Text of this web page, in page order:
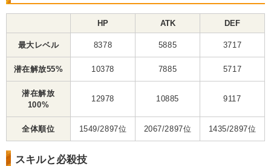
HP ATK DEF
最大レベル 8378 5885 3717
潜在解放55% 10378 7885 5717
潜在解放
100%
12978 10885 9117
全体順位 1549/2897位 2067/2897位 1435/2897位
スキルと必殺技